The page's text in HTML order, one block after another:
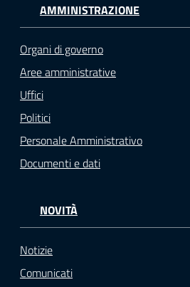
AMMINISTRAZIONE
Organi di governo
Aree amministrative
Uffici
Politici
Personale Amministrativo
Documenti e dati
NOVITÀ
Notizie
Comunicati